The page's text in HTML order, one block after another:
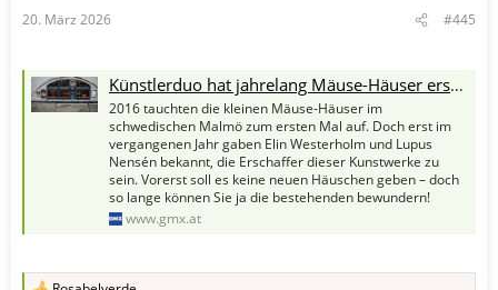
20. März 2026 #445
Künstlerduo hat jahrelang Mäuse-Häuser erschaffen
2016 tauchten die kleinen Mäuse-Häuser im
schwedischen Malmö zum ersten Mal auf. Doch erst im
vergangenen Jahr gaben Elin Westerholm und Lupus
Nensén bekannt, die Erschaffer dieser Kunstwerke zu
sein. Vorerst soll es keine neuen Häuschen geben – doch
so lange können Sie ja die bestehenden bewundern!
www.gmx.at